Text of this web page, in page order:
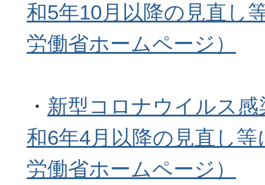
和5年10月以降の見直し
労働省ホームページ）
・ 新型コロナウイルス
和6年4月以降の見直し
労働省ホームページ）